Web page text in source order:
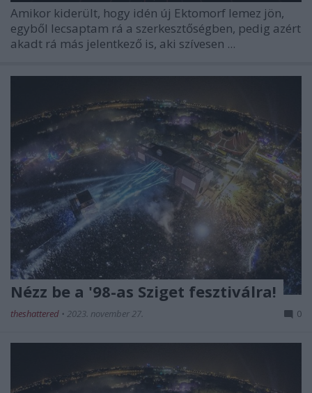
Amikor kiderült, hogy idén új Ektomorf lemez jön,
egyből lecsaptam rá a szerkesztőségben, pedig azért
akadt rá más jelentkező is, aki szívesen ...
Nézz be a '98-as Sziget fesztiválra!
theshattered • 2023. november 27. 0